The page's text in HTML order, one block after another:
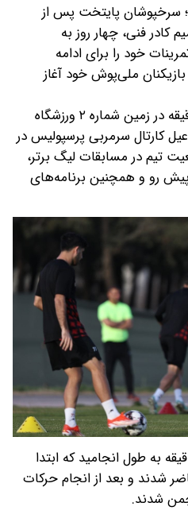
سرخپوشان پایتخت پس از
سال ۱۴۰۳ با تصمیم کادر فنی، چهار روز به
خود را برای ادامه
ملی‌پوش خود آغاز
تمرین امروز از ساعت ۱۶:۳۰ دقیقه در زمین شماره ۲ ورزشگاه
کارتال سرمربی پرسپولیس در
تیم در مسابقات لیگ برتر،
رو و همچنین برنامه‌های
امروز قرمزپوشان، ۷۵ دقیقه به طول انجامید که ابتدا
شدند و بعد از انجام حرکات
شدند.